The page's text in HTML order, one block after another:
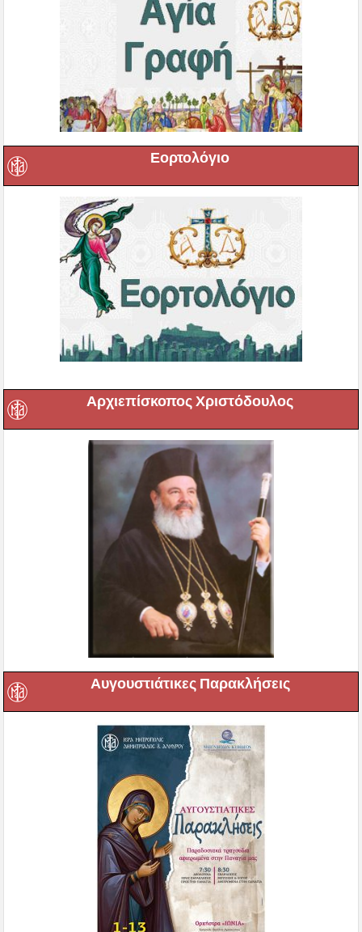
Εορτολόγιο
Αρχιεπίσκοπος Χριστόδουλος
Αυγουστιάτικες Παρακλήσεις